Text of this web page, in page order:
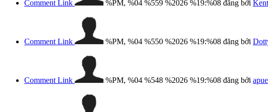
Comment Link %PM, %04 %559 %2026 %19:%08 đăng bởi Kent
Comment Link %PM, %04 %550 %2026 %19:%08 đăng bởi
Comment Link %PM, %04 %548 %2026 %19:%08 đăng bởi